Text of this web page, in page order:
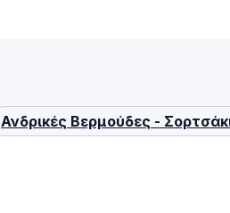
Ανδρικές Βερμούδες -